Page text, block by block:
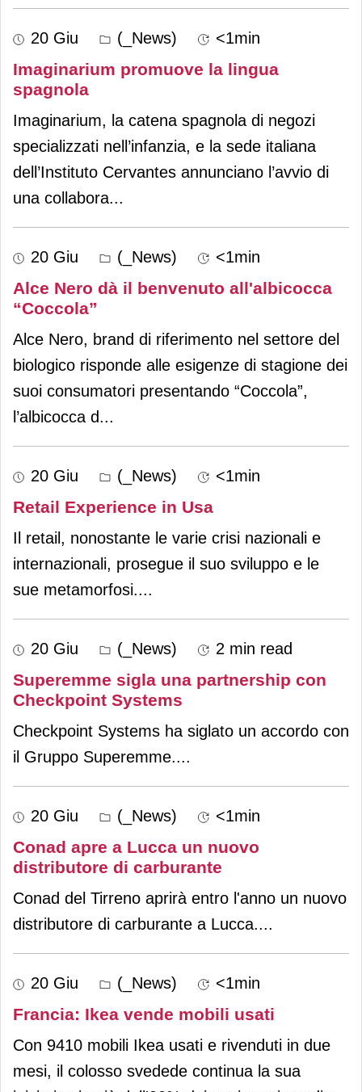
20 Giu (_News) <1min
Imaginarium promuove la lingua
spagnola
Imaginarium, la catena spagnola di negozi
specializzati nell’infanzia, e la sede italiana
dell’Instituto Cervantes annunciano l’avvio di
una collabora...
20 Giu (_News) <1min
Alce Nero dà il benvenuto all'albicocca
“Coccola”
Alce Nero, brand di riferimento nel settore del
biologico risponde alle esigenze di stagione dei
suoi consumatori presentando “Coccola”,
l’albicocca d...
20 Giu (_News) <1min
Retail Experience in Usa
Il retail, nonostante le varie crisi nazionali e
internazionali, prosegue il suo sviluppo e le
sue metamorfosi....
20 Giu (_News) 2 min read
Superemme sigla una partnership con
Checkpoint Systems
Checkpoint Systems ha siglato un accordo con
il Gruppo Superemme....
20 Giu (_News) <1min
Conad apre a Lucca un nuovo
distributore di carburante
Conad del Tirreno aprirà entro l'anno un nuovo
distributore di carburante a Lucca....
20 Giu (_News) <1min
Francia: Ikea vende mobili usati
Con 9410 mobili Ikea usati e rivenduti in due
mesi, il colosso svedede continua la sua